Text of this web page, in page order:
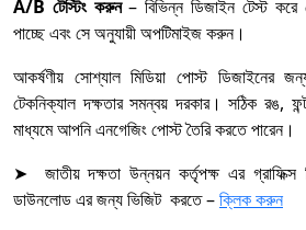
A/B টেস্টিং করুন– বিভিন্ন ডিজাইন টেস্ট করে
পাচ্ছে এবং সে অনুযায়ী অপটিমাইজ করুন।
আকর্ষণীয় সোশ্যাল মিডিয়া পোস্ট ডিজাইনের
টেকনিক্যাল দক্ষতার সমন্বয় দরকার। সঠিক রঙ,
মাধ্যমে আপনি এনগেজিং পোস্ট তৈরি করতে পারেন।
➤ জাতীয় দক্ষতা উন্নয়ন কর্তৃপক্ষ এর
ডাউনলোড এর জন্য ভিজিট করতে –ক্লিক করুন